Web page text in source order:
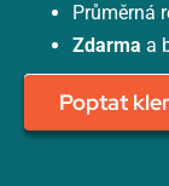
Průměrná
Zdarma a
Poptat